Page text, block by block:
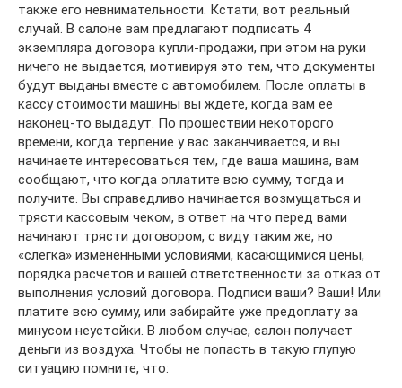
также его невнимательности. Кстати, вот реальный
случай. В салоне вам предлагают подписать 4
экземпляра договора купли-продажи, при этом на руки
ничего не выдается, мотивируя это тем, что документы
будут выданы вместе с автомобилем. После оплаты в
кассу стоимости машины вы ждете, когда вам ее
наконец-то выдадут. По прошествии некоторого
времени, когда терпение у вас заканчивается, и вы
начинаете интересоваться тем, где ваша машина, вам
сообщают, что когда оплатите всю сумму, тогда и
получите. Вы справедливо начинается возмущаться и
трясти кассовым чеком, в ответ на что перед вами
начинают трясти договором, с виду таким же, но
«слегка» измененными условиями, касающимися цены,
порядка расчетов и вашей ответственности за отказ от
выполнения условий договора. Подписи ваши? Ваши! Или
платите всю сумму, или забирайте уже предоплату за
минусом неустойки. В любом случае, салон получает
деньги из воздуха. Чтобы не попасть в такую глупую
ситуацию помните, что: